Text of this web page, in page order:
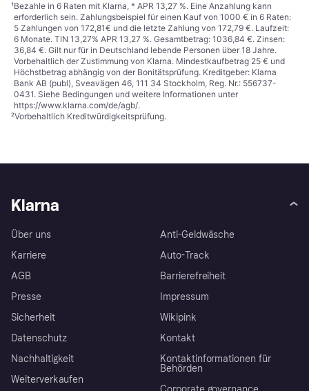
¹Bezahle in 6 Raten mit Klarna, * APR 13,27 %. Eine Anzahlung kann
erforderlich sein. Zahlungsbeispiel für einen Kauf von 1000 € in 6 Raten:
5 Zahlungen von 172,81€ und die letzte Zahlung von 172,79 €. Laufzeit:
6 Monate. TIN 13,27% APR 13,27 %. Gesamtbetrag: 1036,84 €. Zinsen:
36,84 €. Gilt nur für in Deutschland lebende Personen über 18 Jahre.
Vorbehaltlich der Zustimmung von Klarna. Mindestkaufbetrag 25 € und
Höchstbetrag abhängig von der Bonitätsprüfung. Kreditgeber: Klarna
Bank AB (publ), Sveavägen 46, 111 34 Stockholm, Reg. Nr.: 556737-
0431. Siehe Bedingungen und weitere Informationen unter
https://www.klarna.com/de/agb/.
²Vorbehaltlich Kreditwürdigkeitsprüfung.
Klarna
Über uns
Karriere
AGB
Presse
Sicherheit
Datenschutz
Nachhaltigkeit
Weiterverkaufen
Anti-Geldwäsche
Auto-Track
Barrierefreiheit
Impressum
Wikipink
Kontakt
Kontaktinformationen für
Behörden